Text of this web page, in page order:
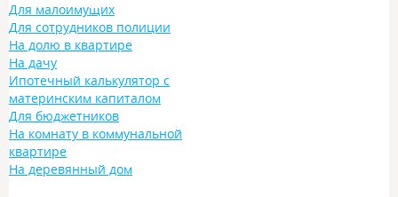
Для малоимущих
Для сотрудников полиции
На долю в квартире
На дачу
Ипотечный калькулятор с
материнским капиталом
Для бюджетников
На комнату в коммунальной
квартире
На деревянный дом